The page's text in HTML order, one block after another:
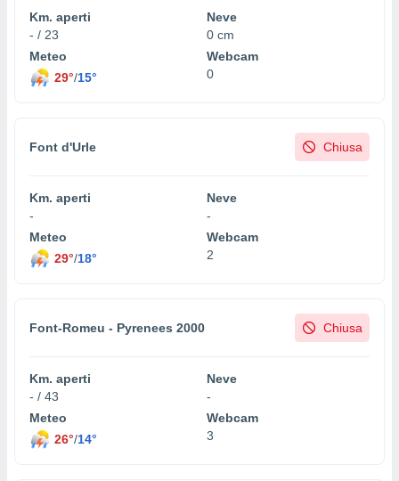
Km. aperti
- / 23
Neve
0 cm
Meteo
29°/15°
Webcam
0
Font d'Urle Chiusa
Km. aperti
-
Neve
-
Meteo
29°/18°
Webcam
2
Font-Romeu - Pyrenees 2000 Chiusa
Km. aperti
- / 43
Neve
-
Meteo
26°/14°
Webcam
3